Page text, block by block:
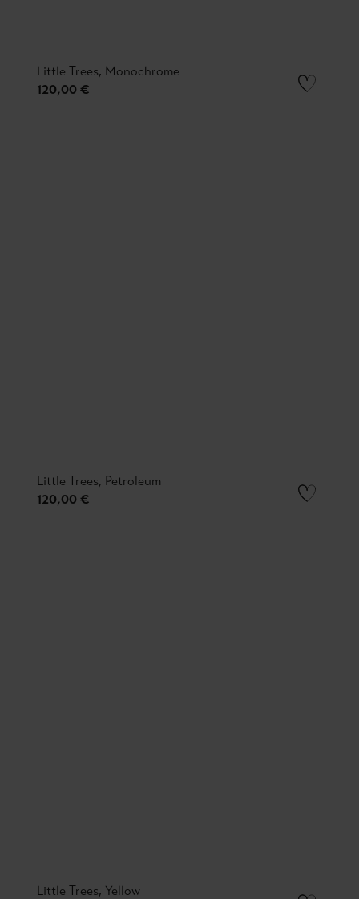
Little Trees, Monochrome
120,00 €
Little Trees, Petroleum
120,00 €
Little Trees, Yellow